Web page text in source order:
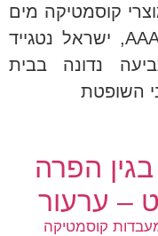
קוסמטיקה מים
המלח בע"מ, AAA Invest net.Ltd, ישראל נטגייד
נדונה בבית
השופטת
הפרה
– ערעור
המלח מעבדות קוסמטיקה